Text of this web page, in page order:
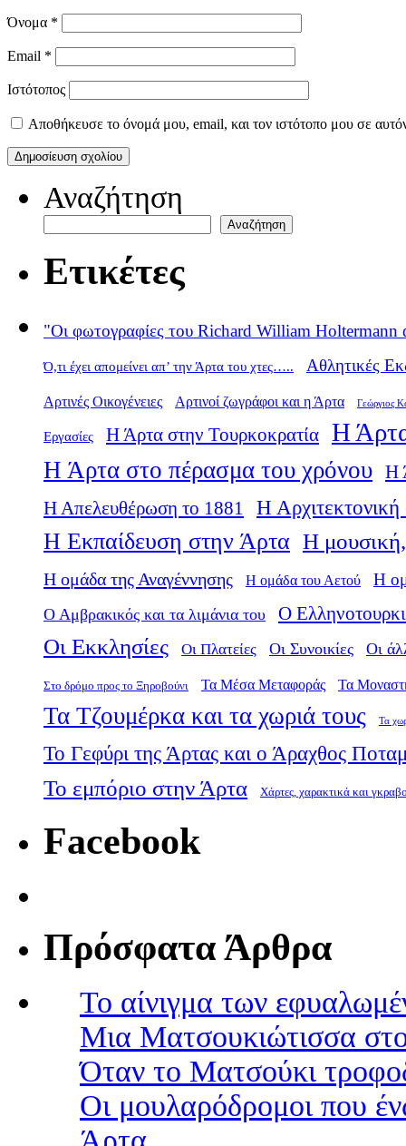
Όνομα *
Email *
Ιστότοπος
Αποθήκευσε το όνομά μου, email, και τον ιστότοπο μου σε
Αναζήτηση
Αναζήτηση
Ετικέτες
"Οι φωτογραφίες του Richard William Holtermann
Ό,τι έχει απομείνει απ’ την Άρτα του χτες….. Αθλητικές
Αρτινές Οικογένειες Αρτινοί ζωγράφοι και η Άρτα Γεώργιος
Εργασίες Η Άρτα στην Τουρκοκρατία Η
Η Άρτα στο πέρασμα του χρόνου Η
Η Απελευθέρωση το 1881
Η
Η Εκπαίδευση στην Άρτα Η μουσική,
Η ομάδα της Αναγέννησης Η ομάδα του Αετού Η
Ο Αμβρακικός και τα λιμάνια του Ο
Οι Εκκλησίες Οι Πλατείες Οι Συνοικίες Οι
Στο δρόμο προς το Ξηροβούνι Τα Μέσα Μεταφοράς Τα
Τα Τζουμέρκα και τα χωριά τους Τα
Το Γεφύρι της Άρτας και ο Άραχθος
Το εμπόριο στην Άρτα Χάρτες, χαρακτικά και
Facebook
Πρόσφατα Άρθρα
Το αίνιγμα των
Μια Ματσουκιώτισσα
Όταν το Ματσούκι
Οι μουλαρόδρομοι που